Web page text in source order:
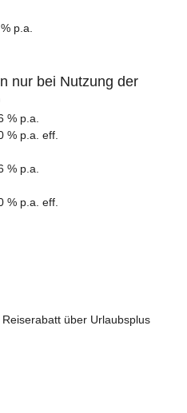
p.a.
nur bei Nutzung der
% p.a.
% p.a. eff.
% p.a.
% p.a. eff.
Reiserabatt über Urlaubsplus